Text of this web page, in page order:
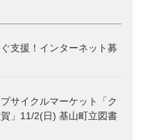
支援！インターネット募
サイクルマーケット「ク
」11/2(日) 基山町立図書